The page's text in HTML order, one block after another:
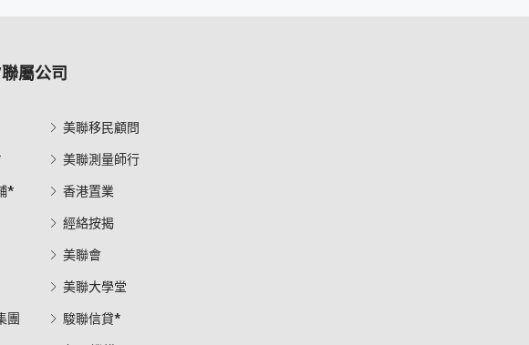
屬公司
*
團
美聯移民顧問
美聯測量師行
香港置業
經絡按揭
美聯會
美聯大學堂
駿聯信貸*